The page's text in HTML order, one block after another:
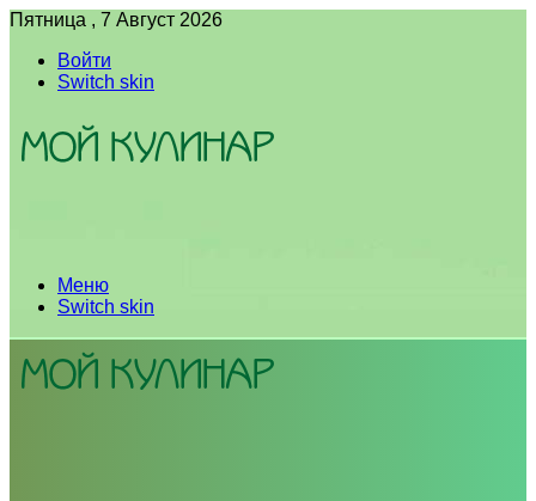
Пятница , 7 Август 2026
Войти
Switch skin
Меню
Switch skin